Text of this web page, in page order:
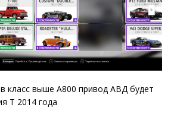
класс выше А800 привод АВД будет
Т 2014 года